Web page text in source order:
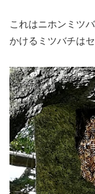
これはニホンミ
かけるミツバチは